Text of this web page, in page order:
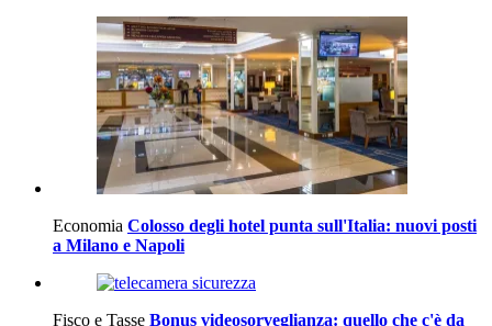
Economia Colosso degli hotel punta sull'Italia: nuovi posti
a Milano e Napoli
Fisco e Tasse Bonus videosorveglianza: quello che c'è da